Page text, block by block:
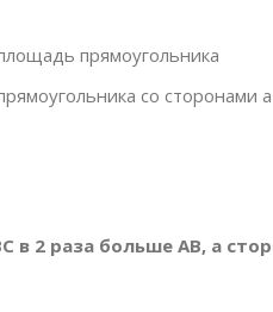
прямоугольника
со сторонами
в 2 раза больше АВ, а